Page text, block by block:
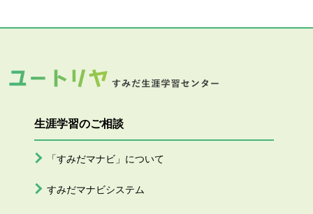
生涯学習のご相談
「すみだマナビ」について
すみだマナビシステム